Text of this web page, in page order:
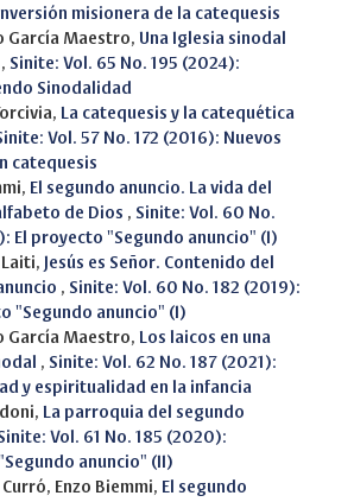
misionera de la catequesis
García Maestro, Una Iglesia sinodal
, Sinite: Vol. 65 No. 195 (2024):
Sinodalidad
La catequesis y la catequética
Vol. 57 No. 172 (2016): Nuevos
catequesis
El segundo anuncio. La vida del
de Dios , Sinite: Vol. 60 No.
El proyecto "Segundo anuncio" (I)
Jesús es Señor. Contenido del
, Sinite: Vol. 60 No. 182 (2019):
"Segundo anuncio" (I)
García Maestro, Los laicos en una
, Sinite: Vol. 62 No. 187 (2021):
y espiritualidad en la infancia
La parroquia del segundo
Vol. 61 No. 185 (2020):
anuncio" (II)
Enzo Biemmi, El segundo